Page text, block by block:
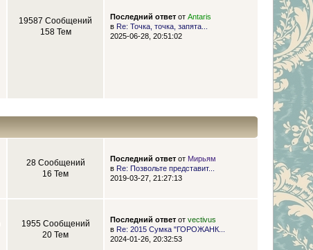
19587 Сообщений
158 Тем
Последний ответот Antaris
в Re: Точка, точка, запята...
2025-06-28, 20:51:02
28 Сообщений
16 Тем
Последний ответот Мирьям
в Re: Позвольте представит...
2019-03-27, 21:27:13
1955 Сообщений
20 Тем
Последний ответот vectivus
в Re: 2015 Сумка "ГОРОЖАНК...
2024-01-26, 20:32:53